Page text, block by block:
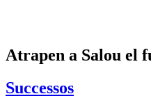
Atrapen a Salou el
Successos